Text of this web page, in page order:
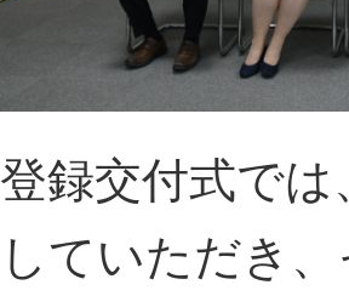
登録交付式で
していただき